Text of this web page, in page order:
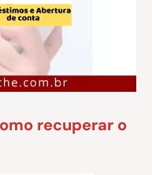
recuperar o